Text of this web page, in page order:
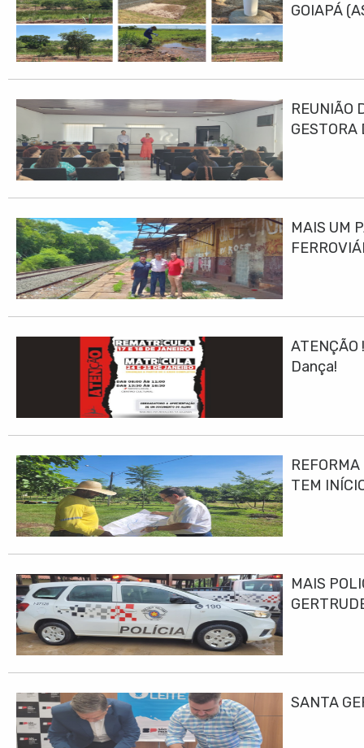
GOIAPÁ
REUNIÃO
GESTORA
MAIS UM
Dança!
TEM
MAIS
SANTA